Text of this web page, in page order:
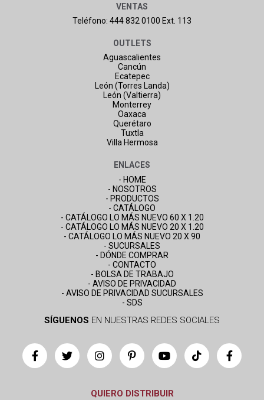
VENTAS
Teléfono: 444 832 0100 Ext. 113
OUTLETS
Aguascalientes
Cancún
Ecatepec
León (Torres Landa)
León (Valtierra)
Monterrey
Oaxaca
Querétaro
Tuxtla
Villa Hermosa
ENLACES
- HOME
- NOSOTROS
- PRODUCTOS
- CATÁLOGO
- CATÁLOGO LO MÁS NUEVO 60 X 1.20
- CATÁLOGO LO MÁS NUEVO 20 X 1.20
- CATÁLOGO LO MÁS NUEVO 20 X 90
- SUCURSALES
- DÓNDE COMPRAR
- CONTACTO
- BOLSA DE TRABAJO
- AVISO DE PRIVACIDAD
- AVISO DE PRIVACIDAD SUCURSALES
- SDS
SÍGUENOS EN NUESTRAS REDES SOCIALES
QUIERO DISTRIBUIR